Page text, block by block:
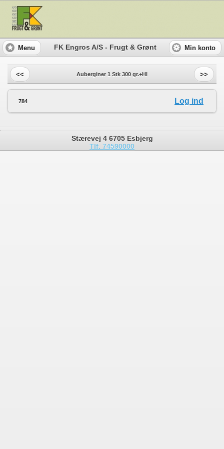
Menu FK Engros A/S - Frugt & Grønt Min konto
<< Auberginer 1 Stk 300 gr.+Hl >>
784 Log ind
Stærevej 4 6705 Esbjerg
Tlf. 74590000